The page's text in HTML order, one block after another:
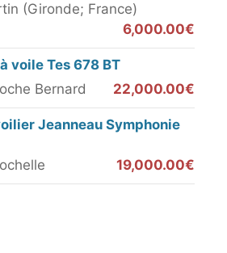
(Gironde; France)
6,000.00€
voile Tes 678 BT
Bernard
22,000.00€
Jeanneau Symphonie
19,000.00€